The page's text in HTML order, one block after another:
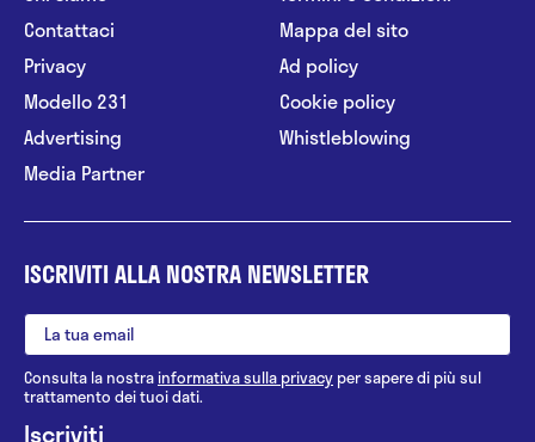
Contattaci
Privacy
Modello 231
Advertising
Media Partner
Mappa del sito
Ad policy
Cookie policy
Whistleblowing
ISCRIVITI ALLA NOSTRA NEWSLETTER
Consulta la nostrainformativa sulla privacy per sapere di più sul
trattamento dei tuoi dati.